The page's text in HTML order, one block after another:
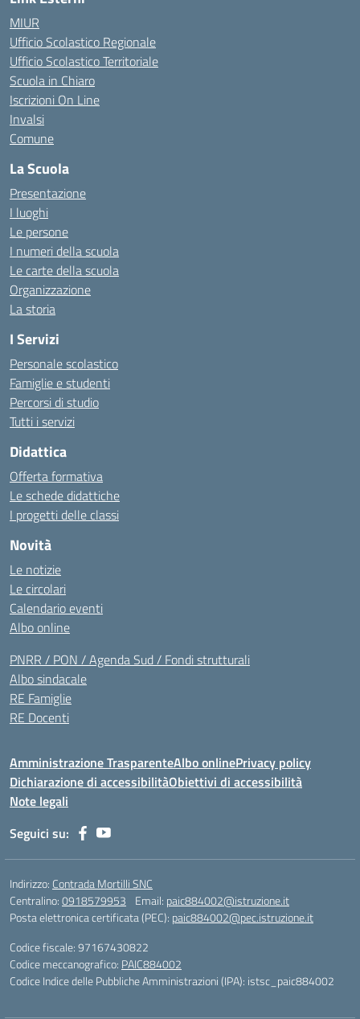
MIUR
Ufficio Scolastico Regionale
Ufficio Scolastico Territoriale
Scuola in Chiaro
Iscrizioni On Line
Invalsi
Comune
La Scuola
Presentazione
I luoghi
Le persone
I numeri della scuola
Le carte della scuola
Organizzazione
La storia
I Servizi
Personale scolastico
Famiglie e studenti
Percorsi di studio
Tutti i servizi
Didattica
Offerta formativa
Le schede didattiche
I progetti delle classi
Novità
Le notizie
Le circolari
Calendario eventi
Albo online
PNRR / PON / Agenda Sud / Fondi strutturali
Albo sindacale
RE Famiglie
RE Docenti
Amministrazione TrasparenteAlbo onlinePrivacy policy
Dichiarazione di accessibilitàObiettivi di accessibilità
Note legali
Seguici su:
Indirizzo: Contrada Mortilli SNC
Centralino:0918579953 Email: paic884002@istruzione.it
Posta elettronica certificata (PEC): paic884002@pec.istruzione.it
Codice fiscale: 97167430822
Codice meccanografico: PAIC884002
Codice Indice delle Pubbliche Amministrazioni (IPA): istsc_paic884002